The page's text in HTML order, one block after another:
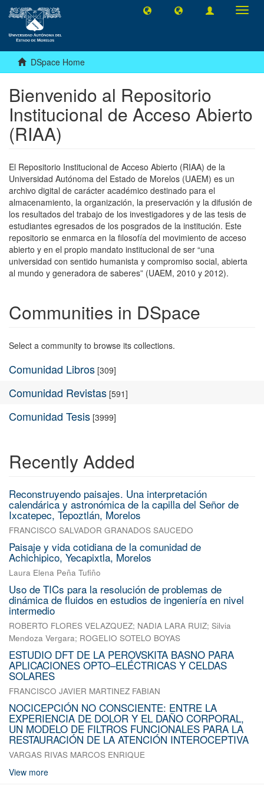
DSpace Home
Bienvenido al Repositorio
Institucional de Acceso Abierto
(RIAA)
El Repositorio Institucional de Acceso Abierto (RIAA) de la
Universidad Autónoma del Estado de Morelos (UAEM) es un
archivo digital de carácter académico destinado para el
almacenamiento, la organización, la preservación y la difusión de
los resultados del trabajo de los investigadores y de las tesis de
estudiantes egresados de los posgrados de la institución. Este
repositorio se enmarca en la filosofía del movimiento de acceso
abierto y en el propio mandato institucional de ser “una
universidad con sentido humanista y compromiso social, abierta
al mundo y generadora de saberes” (UAEM, 2010 y 2012).
Communities in DSpace
Select a community to browse its collections.
Comunidad Libros [309]
Comunidad Revistas [591]
Comunidad Tesis [3999]
Recently Added
Reconstruyendo paisajes. Una interpretación
calendárica y astronómica de la capilla del Señor de
Ixcatepec, Tepoztlán, Morelos
FRANCISCO SALVADOR GRANADOS SAUCEDO
Paisaje y vida cotidiana de la comunidad de
Achichipico, Yecapixtla, Morelos
Laura Elena Peña Tufiño
Uso de TICs para la resolución de problemas de
dinámica de fluidos en estudios de ingeniería en nivel
intermedio
ROBERTO FLORES VELAZQUEZ; NADIA LARA RUIZ; Silvia
Mendoza Vergara; ROGELIO SOTELO BOYAS
ESTUDIO DFT DE LA PEROVSKITA BASNO PARA
APLICACIONES OPTO–ELÉCTRICAS Y CELDAS
SOLARES
FRANCISCO JAVIER MARTINEZ FABIAN
NOCICEPCIÓN NO CONSCIENTE: ENTRE LA
EXPERIENCIA DE DOLOR Y EL DAÑO CORPORAL,
UN MODELO DE FILTROS FUNCIONALES PARA LA
RESTAURACIÓN DE LA ATENCIÓN INTEROCEPTIVA
VARGAS RIVAS MARCOS ENRIQUE
View more